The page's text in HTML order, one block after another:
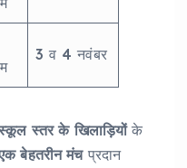
3 व 4 नवंबर
स्तर के खिलाड़ियोंके
बेहतरीन मंचप्रदान